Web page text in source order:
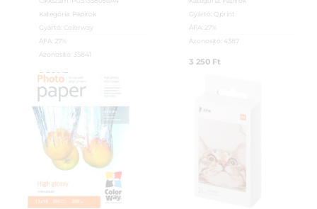
Kategória: Papírok
Gyártó: Colorway
ÁFA:
27%
Azonosító:
35841
5 390Ft
Gyártó: Qprint
ÁFA:
27%
Azonosító: 4387
3 250 Ft